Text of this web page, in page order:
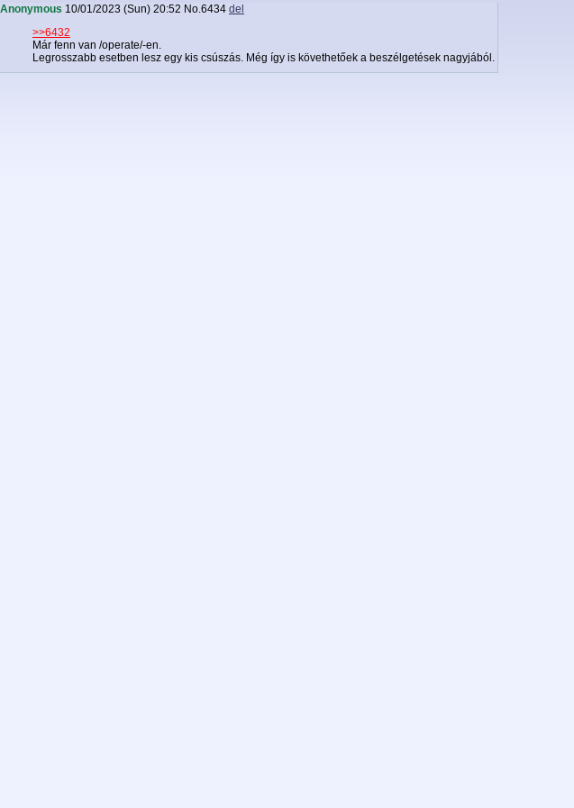
Anonymous 10/01/2023 (Sun) 20:52 No.6434 del
>>6432
Már fenn van /operate/-en.
Legrosszabb esetben lesz egy kis csúszás. Még így is követhetőek a beszélgetések nagyjából.